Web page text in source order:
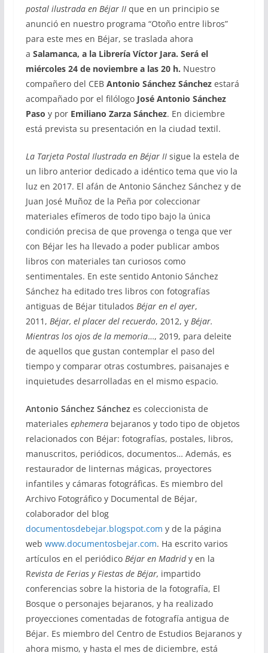
postal ilustrada en Béjar IIque en un principio se
anunció en nuestro programa “Otoño entre libros”
para este mes en Béjar, se traslada ahora
a Salamanca, a la Librería Víctor Jara. Será el
miércoles 24 de noviembre a las 20 h. Nuestro
compañero del CEB Antonio Sánchez Sánchezestará
acompañado por el filólogoJosé Antonio Sánchez
Paso y por Emiliano Zarza Sánchez. En diciembre
está prevista su presentación en la ciudad textil.
La Tarjeta Postal Ilustrada en Béjar IIsigue la estela de
un libro anterior dedicado a idéntico tema que vio la
luz en 2017. El afán de Antonio Sánchez Sánchez y de
Juan José Muñoz de la Peña por coleccionar
materiales efímeros de todo tipo bajo la única
condición precisa de que provenga o tenga que ver
con Béjar les ha llevado a poder publicar ambos
libros con materiales tan curiosos como
sentimentales. En este sentido Antonio Sánchez
Sánchez ha editado tres libros con fotografías
antiguas de Béjar titulados Béjar en el ayer,
2011, Béjar, el placer del recuerdo, 2012, y Béjar.
Mientras los ojos de la memoria…, 2019, para deleite
de aquellos que gustan contemplar el paso del
tiempo y comparar otras costumbres, paisanajes e
inquietudes desarrolladas en el mismo espacio.
Antonio Sánchez Sánchez es coleccionista de
materiales ephemerabejaranos y todo tipo de objetos
relacionados con Béjar: fotografías, postales, libros,
manuscritos, periódicos, documentos… Además, es
restaurador de linternas mágicas, proyectores
infantiles y cámaras fotográficas. Es miembro del
Archivo Fotográfico y Documental de Béjar,
colaborador del blog
documentosdebejar.blogspot.com y de la página
web www.documentosbejar.com. Ha escrito varios
artículos en el periódico Béjar en Madridy en la
Revista de Ferias y Fiestas de Béjar, impartido
conferencias sobre la historia de la fotografía, El
Bosque o personajes bejaranos, y ha realizado
proyecciones comentadas de fotografía antigua de
Béjar. Es miembro del Centro de Estudios Bejaranos y
ahora mismo, y hasta el mes de diciembre, está